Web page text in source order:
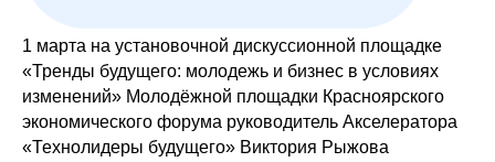
1 марта на установочной дискуссионной площадке
«Тренды будущего: молодежь и бизнес в условиях
изменений» Молодёжной площадки Красноярского
экономического форума руководитель Акселератора
«Технолидеры будущего» Виктория Рыжова